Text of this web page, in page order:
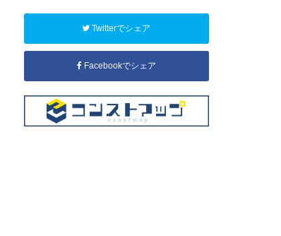
Twitterでシェア
Facebookでシェア